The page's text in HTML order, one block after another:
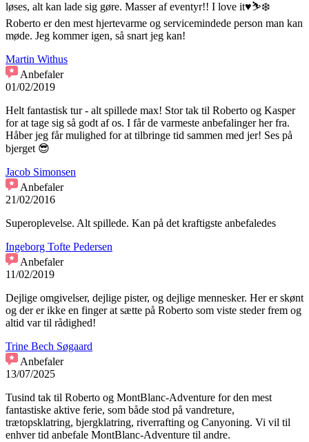
løses, alt kan lade sig gøre. Masser af eventyr!! I love it♥️⛷️❄️
Roberto er den mest hjertevarme og servicemindede person man kan
møde. Jeg kommer igen, så snart jeg kan!
Martin Withus
Anbefaler
01/02/2019
Helt fantastisk tur - alt spillede max! Stor tak til Roberto og Kasper
for at tage sig så godt af os. I får de varmeste anbefalinger her fra.
Håber jeg får mulighed for at tilbringe tid sammen med jer! Ses på
bjerget 😎
Jacob Simonsen
Anbefaler
21/02/2016
Superoplevelse. Alt spillede. Kan på det kraftigste anbefaledes
Ingeborg Tofte Pedersen
Anbefaler
11/02/2019
Dejlige omgivelser, dejlige pister, og dejlige mennesker. Her er skønt
og der er ikke en finger at sætte på Roberto som viste steder frem og
altid var til rådighed!
Trine Bech Søgaard
Anbefaler
13/07/2025
Tusind tak til Roberto og MontBlanc-Adventure for den mest
fantastiske aktive ferie, som både stod på vandreture,
trætopsklatring, bjergklatring, riverrafting og Canyoning. Vi vil til
enhver tid anbefale MontBlanc-Adventure til andre.